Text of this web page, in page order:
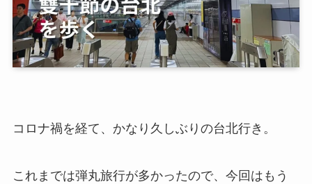
コロナ禍を経て、かなり久しぶりの台北行き。
これまでは弾丸旅行が多かったので、今回はもう